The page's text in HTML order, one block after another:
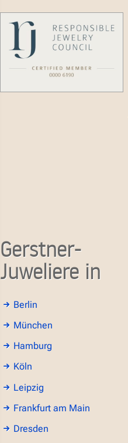
Gerstner-
Juweliere in
Berlin
München
Hamburg
Köln
Leipzig
Frankfurt am Main
Dresden